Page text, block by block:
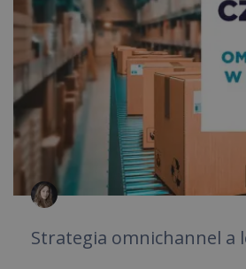
Strategia omnichannel a